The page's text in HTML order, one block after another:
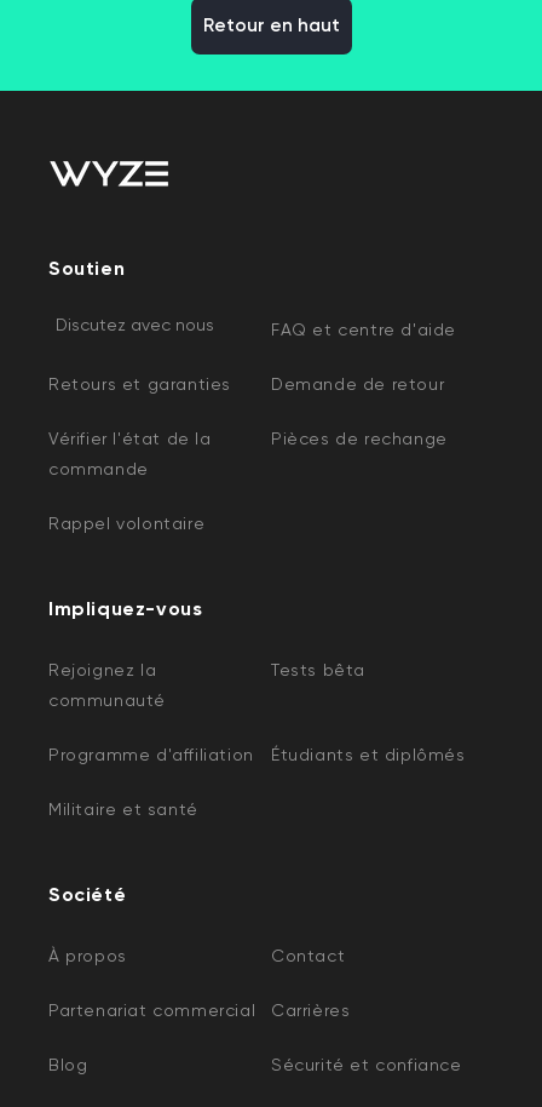
Retour en haut
Soutien
Discutez avec nous FAQ et centre d'aide
Retours et garanties Demande de retour
Vérifier l'état de la
commande
Pièces de rechange
Rappel volontaire
Impliquez-vous
Rejoignez la
communauté
Tests bêta
Programme d'affiliation Étudiants et diplômés
Militaire et santé
Société
À propos Contact
Partenariat commercial Carrières
Blog Sécurité et confiance